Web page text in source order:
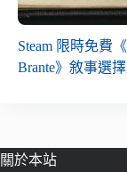
Steam 限時免費
Brante》敘事選
關於本站